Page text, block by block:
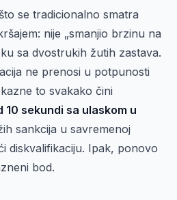
se tradicionalno smatra
nije „smanjio brzinu na
sa dvostrukih žutih zastava.
ne prenosi u potpunosti
to svakako čini
10 sekundi sa ulaskom u
sankcija u savremenoj
diskvalifikaciju. Ipak, ponovo
bod.